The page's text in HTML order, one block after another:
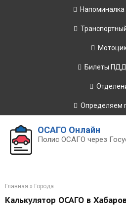
Билеты
Определяем
ОСАГО Онлайн
Полис ОСАГО через
Главная » Города
Калькулятор ОСАГО в